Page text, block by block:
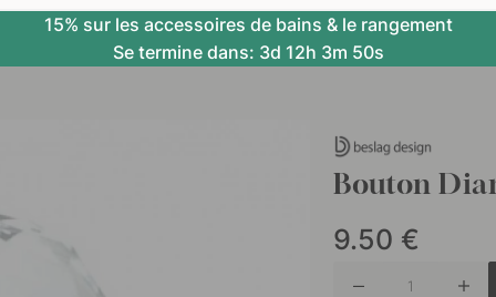
15% sur les accessoires de bains & le rangement
Se termine dans: 3d 12h 3m 49s
Bouton
9.50 €